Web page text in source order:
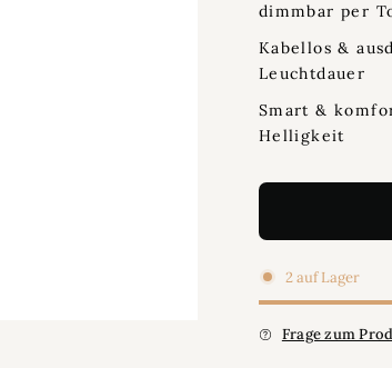
dimmbar per
Kabellos &
Leuchtdauer
Smart &
Helligkeit
2 auf Lager
Frage zum